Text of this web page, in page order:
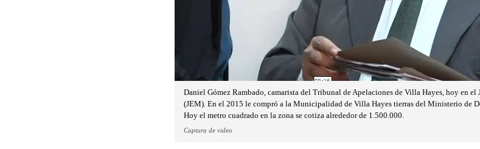
Daniel Gómez Rambado, camarista del Tribunal de Apelaciones de Villa Hayes, hoy en
(JEM). En el 2015 le compró a la Municipalidad de Villa Hayes tierras del Ministerio de
Hoy el metro cuadrado en la zona se cotiza alrededor de 1.500.000.
Captura de video